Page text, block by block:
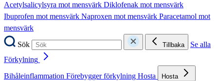
Acetylsalicylsyra mot mensvärk Diklofenak mot mensvärk
Ibuprofen mot mensvärk Naproxen mot mensvärk Paracetamol mot
mensvärk
Sök
Tillbaka
Se alla
Förkylning
Bihåleinflammation Förebygger förkylning Hosta Hosta